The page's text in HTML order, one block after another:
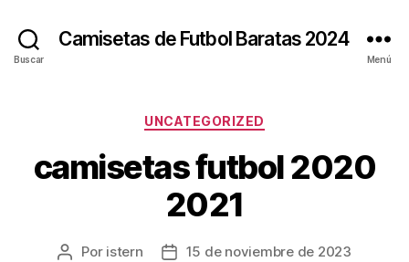
Buscar
Camisetas de Futbol Baratas 2024
Menú
Categorías
UNCATEGORIZED
camisetas futbol 2020
2021
Autor
Por istern
Fecha15 de noviembre de 2023